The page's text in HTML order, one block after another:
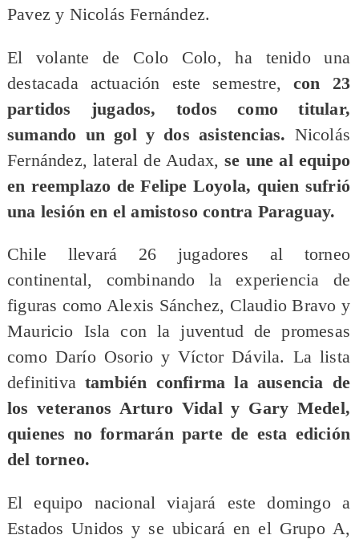
Pavez y Nicolás Fernández.
El volante de Colo Colo, ha tenido una
destacada actuación este semestre, con 23
partidos jugados, todos como titular,
sumando un gol y dos asistencias. Nicolás
Fernández, lateral de Audax, se une al equipo
en reemplazo de Felipe Loyola, quien sufrió
una lesión en el amistoso contra Paraguay.
Chile llevará 26 jugadores al torneo
continental, combinando la experiencia de
figuras como Alexis Sánchez, Claudio Bravo y
Mauricio Isla con la juventud de promesas
como Darío Osorio y Víctor Dávila. La lista
definitivatambién confirma la ausencia de
los veteranos Arturo Vidal y Gary Medel,
quienes no formarán parte de esta edición
del torneo.
El equipo nacional viajará este domingo a
Estados Unidos y se ubicará en el Grupo A,